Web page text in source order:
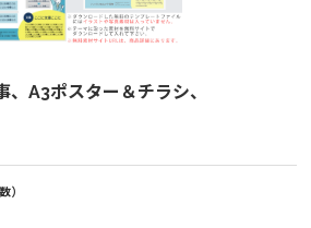
A3ポスター＆チラシ、
）